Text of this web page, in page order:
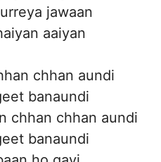
jawaan
aaiyan
chhan aundi
banaundi
chhan chhan aundi
banaundi